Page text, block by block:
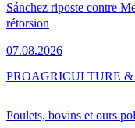
Sánchez riposte contre
rétorsion
07.08.2026
Poulets, bovins et ours
PROAGRICULTURE